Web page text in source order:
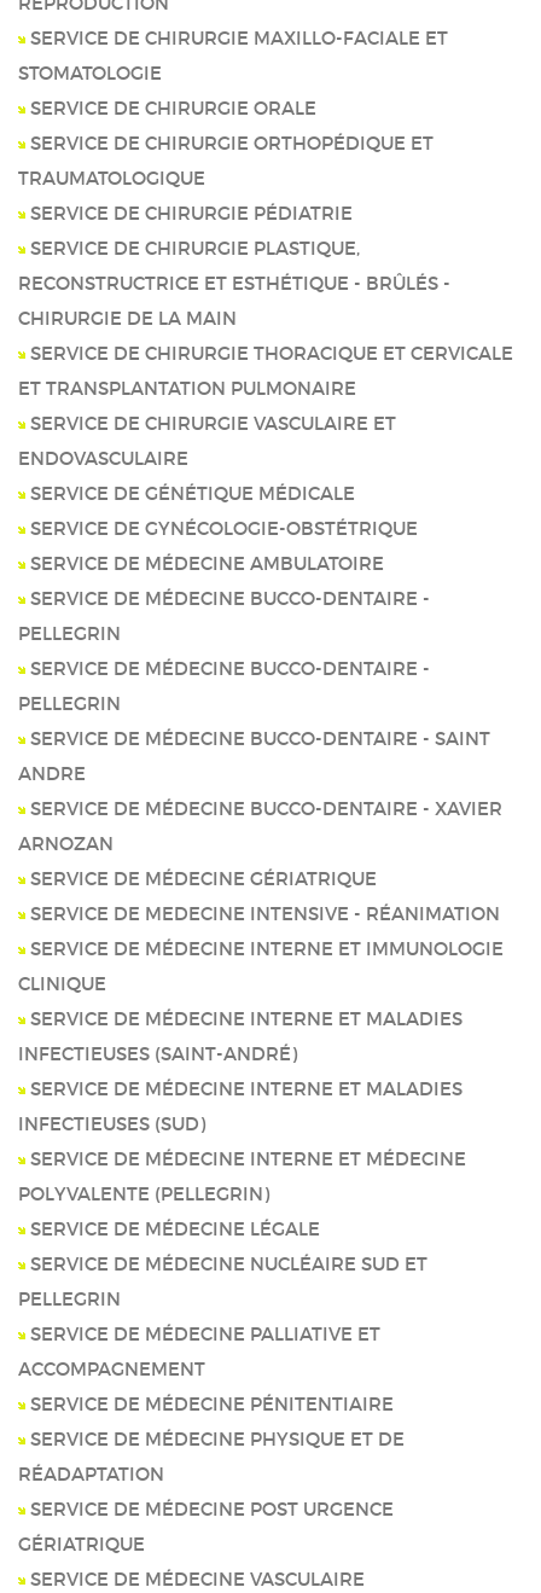
SERVICE DE CHIRURGIE MAXILLO-FACIALE ET
STOMATOLOGIE
SERVICE DE CHIRURGIE ORALE
SERVICE DE CHIRURGIE ORTHOPÉDIQUE ET
TRAUMATOLOGIQUE
SERVICE DE CHIRURGIE PÉDIATRIE
SERVICE DE CHIRURGIE PLASTIQUE,
RECONSTRUCTRICE ET ESTHÉTIQUE - BRÛLÉS -
CHIRURGIE DE LA MAIN
SERVICE DE CHIRURGIE THORACIQUE ET CERVICALE
ET TRANSPLANTATION PULMONAIRE
SERVICE DE CHIRURGIE VASCULAIRE ET
ENDOVASCULAIRE
SERVICE DE GÉNÉTIQUE MÉDICALE
SERVICE DE GYNÉCOLOGIE-OBSTÉTRIQUE
SERVICE DE MÉDECINE AMBULATOIRE
SERVICE DE MÉDECINE BUCCO-DENTAIRE -
PELLEGRIN
SERVICE DE MÉDECINE BUCCO-DENTAIRE -
PELLEGRIN
SERVICE DE MÉDECINE BUCCO-DENTAIRE - SAINT
ANDRE
SERVICE DE MÉDECINE BUCCO-DENTAIRE - XAVIER
ARNOZAN
SERVICE DE MÉDECINE GÉRIATRIQUE
SERVICE DE MEDECINE INTENSIVE - RÉANIMATION
SERVICE DE MÉDECINE INTERNE ET IMMUNOLOGIE
CLINIQUE
SERVICE DE MÉDECINE INTERNE ET MALADIES
INFECTIEUSES (SAINT-ANDRÉ)
SERVICE DE MÉDECINE INTERNE ET MALADIES
INFECTIEUSES (SUD)
SERVICE DE MÉDECINE INTERNE ET MÉDECINE
POLYVALENTE (PELLEGRIN)
SERVICE DE MÉDECINE LÉGALE
SERVICE DE MÉDECINE NUCLÉAIRE SUD ET
PELLEGRIN
SERVICE DE MÉDECINE PALLIATIVE ET
ACCOMPAGNEMENT
SERVICE DE MÉDECINE PÉNITENTIAIRE
SERVICE DE MÉDECINE PHYSIQUE ET DE
RÉADAPTATION
SERVICE DE MÉDECINE POST URGENCE
GÉRIATRIQUE
SERVICE DE MÉDECINE VASCULAIRE